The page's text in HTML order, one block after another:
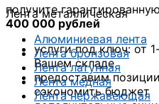
Лента металлическая
Алюминиевая лента
Лента бронзовая
Лента латунная
Лента медная
Лента нержавеющая
получите гарантированную
400 000 рублей
услуги под ключ: от
Вашем складе
предоставим
сэкономить бюджет